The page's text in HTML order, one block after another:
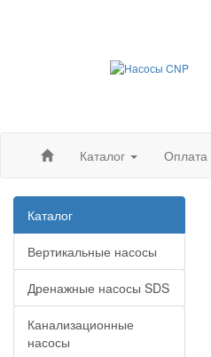
Каталог Оплата
Каталог
Вертикальные насосы
Дренажные насосы SDS
Канализационные
насосы